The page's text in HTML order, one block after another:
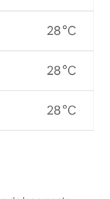
28 °C
28 °C
28 °C